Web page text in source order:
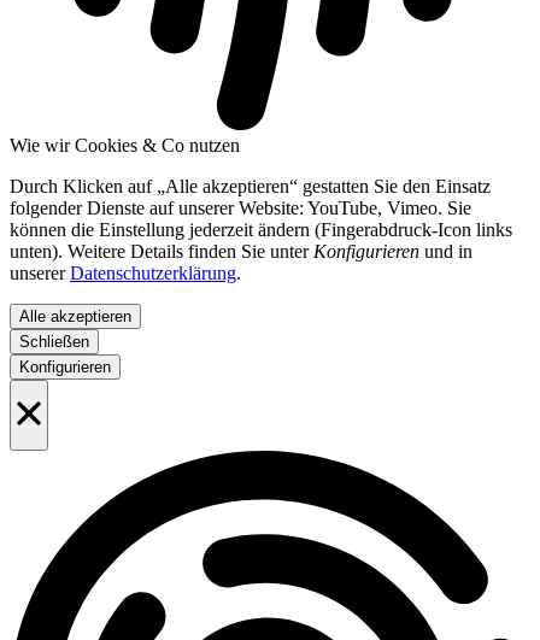
Wie wir Cookies & Co nutzen
Durch Klicken auf „Alle akzeptieren“ gestatten Sie den Einsatz
folgender Dienste auf unserer Website: YouTube, Vimeo. Sie
können die Einstellung jederzeit ändern (Fingerabdruck-Icon links
unten). Weitere Details finden Sie unter Konfigurieren und in
unsererDatenschutzerklärung.
Alle akzeptieren
Schließen
Konfigurieren